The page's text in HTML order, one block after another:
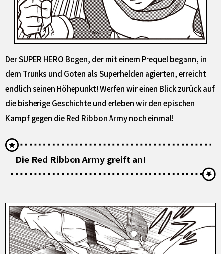
Der SUPER HERO Bogen, der mit einem Prequel begann, in
dem Trunks und Goten als Superhelden agierten, erreicht
endlich seinen Höhepunkt! Werfen wir einen Blick zurück auf
die bisherige Geschichte und erleben wir den epischen
Kampf gegen die Red Ribbon Army noch einmal!
Die Red Ribbon Army greift an!